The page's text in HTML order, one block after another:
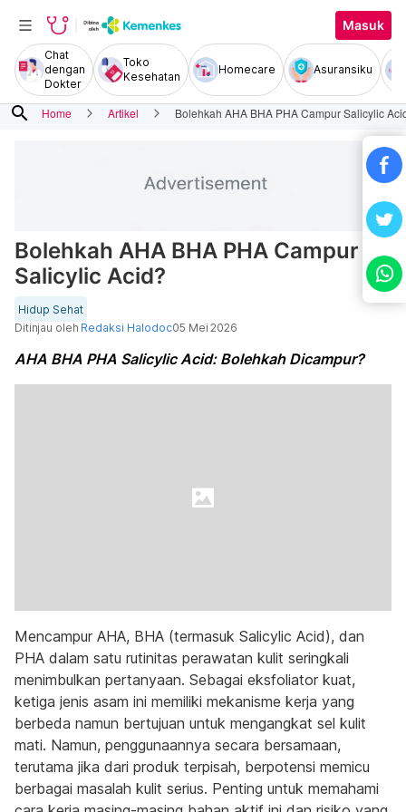
Masuk
Chat
dengan
Dokter
Toko
Kesehatan
Homecare Asuransiku
search Home Artikel Bolehkah AHA BHA PHA Campur Salicylic
Bolehkah AHA BHA PHA Campur
Salicylic Acid?
Hidup Sehat
Ditinjau oleh Redaksi Halodoc05 Mei 2026
AHA BHA PHA Salicylic Acid: Bolehkah Dicampur?
Mencampur AHA, BHA (termasuk Salicylic Acid), dan
PHA dalam satu rutinitas perawatan kulit seringkali
menimbulkan pertanyaan. Sebagai eksfoliator kuat,
ketiga jenis asam ini memiliki mekanisme kerja yang
berbeda namun bertujuan untuk mengangkat sel kulit
mati. Namun, penggunaannya secara bersamaan,
terutama jika dari produk terpisah, berpotensi memicu
berbagai masalah kulit serius. Penting untuk memahami